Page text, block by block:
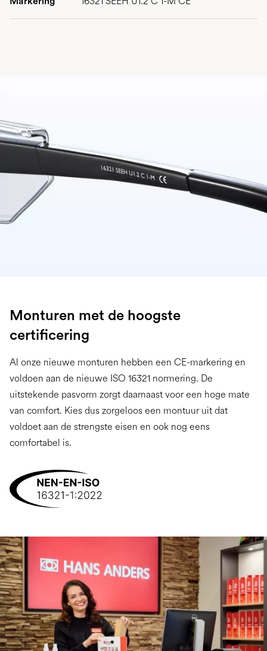
Monturen met de hoogste
certificering
Al onze nieuwe monturen hebben een CE-markering en
voldoen aan de nieuwe ISO 16321 normering. De
uitstekende pasvorm zorgt daarnaast voor een hoge mate
van comfort. Kies dus zorgeloos een montuur uit dat
voldoet aan de strengste eisen en ook nog eens
comfortabel is.